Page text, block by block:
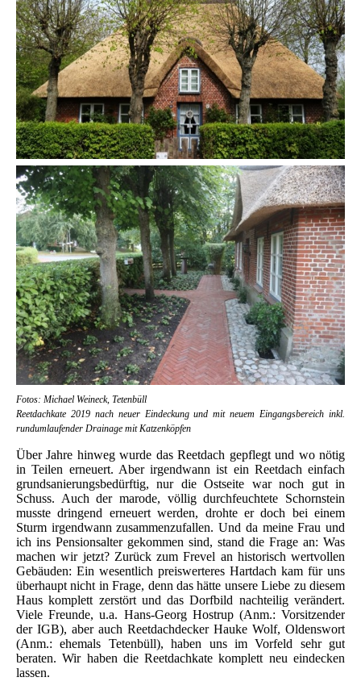
Fotos: Michael Weineck, Tetenbüll
Reetdachkate 2019 nach neuer Eindeckung und mit neuem Eingangsbereich inkl.
rundumlaufender Drainage mit Katzenköpfen
Über Jahre hinweg wurde das Reetdach gepflegt und wo nötig
in Teilen erneuert. Aber irgendwann ist ein Reetdach einfach
grundsanierungsbedürftig, nur die Ostseite war noch gut in
Schuss. Auch der marode, völlig durchfeuchtete Schornstein
musste dringend erneuert werden, drohte er doch bei einem
Sturm irgendwann zusammenzufallen. Und da meine Frau und
ich ins Pensionsalter gekommen sind, stand die Frage an: Was
machen wir jetzt? Zurück zum Frevel an historisch wertvollen
Gebäuden: Ein wesentlich preiswerteres Hartdach kam für uns
überhaupt nicht in Frage, denn das hätte unsere Liebe zu diesem
Haus komplett zerstört und das Dorfbild nachteilig verändert.
Viele Freunde, u.a. Hans-Georg Hostrup (Anm.: Vorsitzender
der IGB), aber auch Reetdachdecker Hauke Wolf, Oldenswort
(Anm.: ehemals Tetenbüll), haben uns im Vorfeld sehr gut
beraten. Wir haben die Reetdachkate komplett neu eindecken
lassen.